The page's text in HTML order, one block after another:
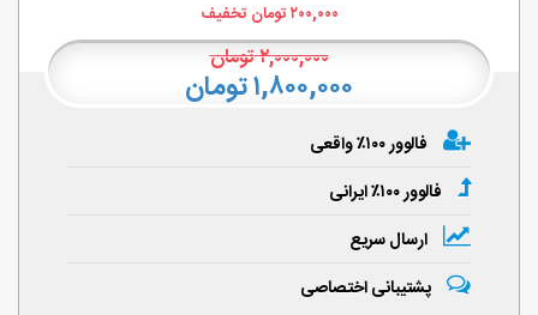
۲۰۰,۰۰۰تومان تخفیف
۲,۰۰۰,۰۰۰تومان
۱,۸۰۰,۰۰۰ تومان
فالوور ۱۰۰٪ واقعی
فالوور ۱۰۰٪ ایرانی
ارسال سریع
پشتیبانی اختصاصی